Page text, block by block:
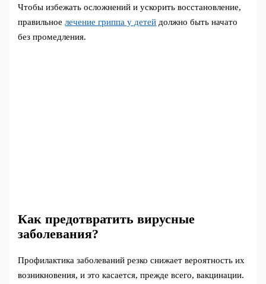
Чтобы избежать осложнений и ускорить восстановление,
правильноелечение гриппа у детей должно быть начато
без промедления.
Как предотвратить вирусные
заболевания?
Профилактика заболеваний резко снижает вероятность их
возникновения, и это касается, прежде всего, вакцинации.